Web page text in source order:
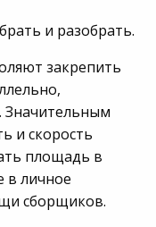
и разобрать.
закрепить
Значительным
и скорость
площадь в
в личное
сборщиков.